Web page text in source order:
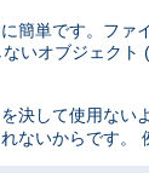
単です。フ
いオブジェク
を決して使用ない
いからです。